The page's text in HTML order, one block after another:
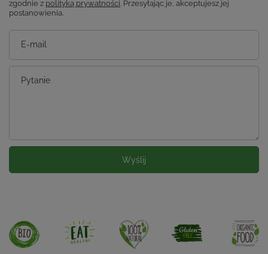
zgodnie z polityką prywatności. Przesyłając je, akceptujesz jej
postanowienia.
E-mail
Pytanie
Wyślij